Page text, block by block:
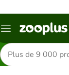
Menu
Rechercher
des
produits